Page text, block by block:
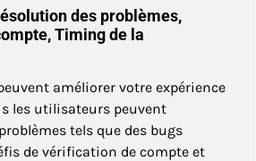
des problèmes,
Timing de la
améliorer votre expérience
les utilisateurs peuvent
tels que des bugs
de vérification de compte et